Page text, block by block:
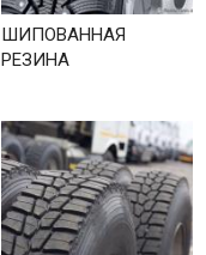
ШИПОВАННАЯ
РЕЗИНА